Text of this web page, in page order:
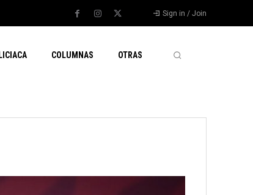
Sign in / Join
COLUMNAS OTRAS